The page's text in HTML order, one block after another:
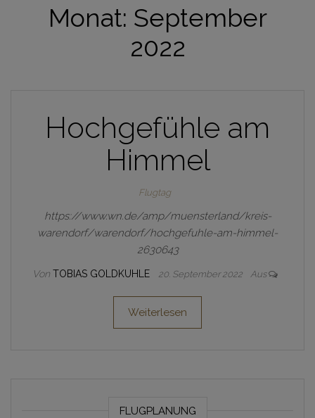
Monat: September
2022
Hochgefühle am
Himmel
Flugtag
https://www.wn.de/amp/muensterland/kreis-
warendorf/warendorf/hochgefuhle-am-himmel-
2630643
Von TOBIAS GOLDKUHLE 20. September 2022 Aus
Weiterlesen
FLUGPLANUNG